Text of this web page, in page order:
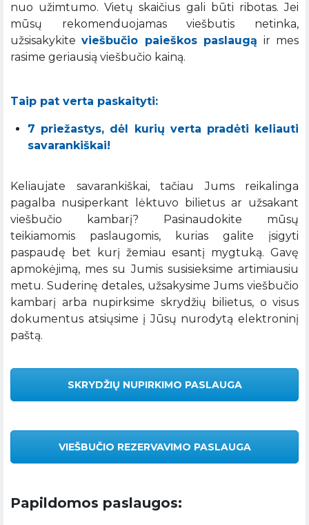
nuo užimtumo. Vietų skaičius gali būti ribotas. Jei
mūsų rekomenduojamas viešbutis netinka,
užsisakykiteviešbučio paieškos paslaugą ir mes
rasime geriausią viešbučio kainą.
Taip pat verta paskaityti:
7 priežastys, dėl kurių verta pradėti keliauti
savarankiškai!
Keliaujate savarankiškai, tačiau Jums reikalinga
pagalba nusiperkant lėktuvo bilietus ar užsakant
viešbučio kambarį? Pasinaudokite mūsų
teikiamomis paslaugomis, kurias galite įsigyti
paspaudę bet kurį žemiau esantį mygtuką. Gavę
apmokėjimą, mes su Jumis susisieksime artimiausiu
metu. Suderinę detales, užsakysime Jums viešbučio
kambarį arba nupirksime skrydžių bilietus, o visus
dokumentus atsiųsime į Jūsų nurodytą elektroninį
paštą.
SKRYDŽIŲ NUPIRKIMO PASLAUGA
VIEŠBUČIO REZERVAVIMO PASLAUGA
Papildomos paslaugos: